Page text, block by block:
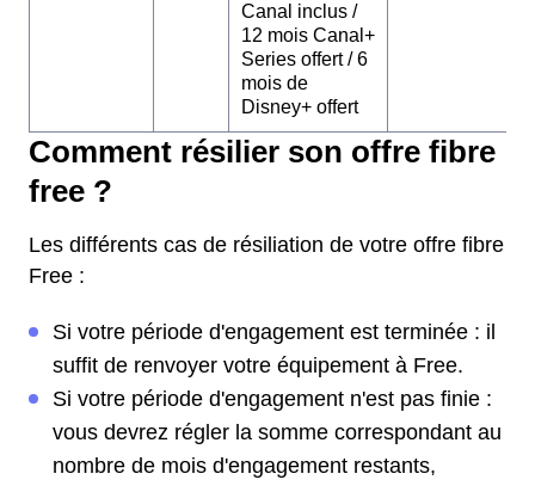
Canal inclus /
12 mois Canal+
Series offert / 6
mois de
Disney+ offert
Comment résilier son offre fibre
free ?
Les différents cas de résiliation de votre offre fibre
Free :
Si votre période d'engagement est terminée : il
suffit de renvoyer votre équipement à Free.
Si votre période d'engagement n'est pas finie :
vous devrez régler la somme correspondant au
nombre de mois d'engagement restants,